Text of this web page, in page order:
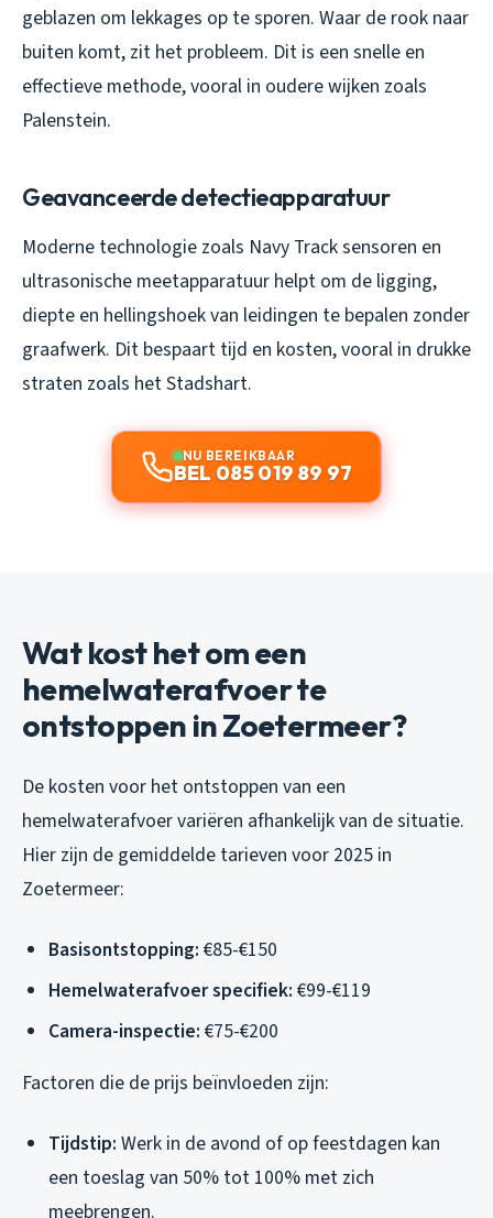
geblazen om lekkages op te sporen. Waar de rook naar
buiten komt, zit het probleem. Dit is een snelle en
effectieve methode, vooral in oudere wijken zoals
Palenstein.
Geavanceerde detectieapparatuur
Moderne technologie zoals Navy Track sensoren en
ultrasonische meetapparatuur helpt om de ligging,
diepte en hellingshoek van leidingen te bepalen zonder
graafwerk. Dit bespaart tijd en kosten, vooral in drukke
straten zoals het Stadshart.
NU BEREIKBAAR
BEL 085 019 89 97
Wat kost het om een
hemelwaterafvoer te
ontstoppen in Zoetermeer?
De kosten voor het ontstoppen van een
hemelwaterafvoer variëren afhankelijk van de situatie.
Hier zijn de gemiddelde tarieven voor 2025 in
Zoetermeer:
Basisontstopping: €85-€150
Hemelwaterafvoer specifiek: €99-€119
Camera-inspectie: €75-€200
Factoren die de prijs beïnvloeden zijn:
Tijdstip: Werk in de avond of op feestdagen kan
een toeslag van 50% tot 100% met zich
meebrengen.